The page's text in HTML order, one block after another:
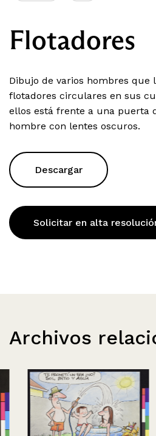
Flotadores
Dibujo de varios hombres que
flotadores circulares en sus
ellos está frente a una puerta
hombre con lentes oscuros.
Descargar
Solicitar en alta
Archivos